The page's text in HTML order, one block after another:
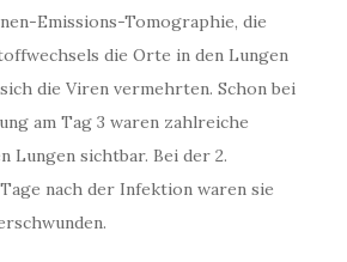
Emissions-Tomographie, die
die Orte in den Lungen
die Viren vermehrten. Schon bei
am Tag 3 waren zahlreiche
Lungen sichtbar. Bei der 2.
nach der Infektion waren sie